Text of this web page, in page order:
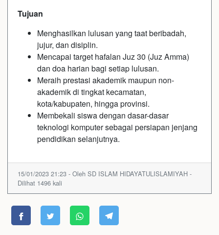
Tujuan
Menghasilkan lulusan yang taat beribadah,
jujur, dan disiplin.
Mencapai target hafalan Juz 30 (Juz Amma)
dan doa harian bagi setiap lulusan.
Meraih prestasi akademik maupun non-
akademik di tingkat kecamatan,
kota/kabupaten, hingga provinsi.
Membekali siswa dengan dasar-dasar
teknologi komputer sebagai persiapan jenjang
pendidikan selanjutnya.
15/01/2023 21:23 - Oleh SD ISLAM HIDAYATULISLAMIYAH -
Dilihat 1496 kali